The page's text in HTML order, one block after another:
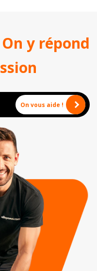
On y répond
On vous aide !